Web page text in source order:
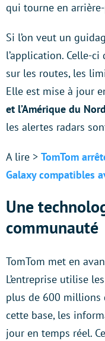
qui tourne en
Si l’on veut un
l’application. Celle-
sur les routes, les
Elle est mise à jour
et l’Amérique du
les alertes radars
A lire > TomTom
Galaxy compatibles
Une
communauté
TomTom met en
L’entreprise utilise
plus de 600 millions
cette base, les
jour en temps réel.